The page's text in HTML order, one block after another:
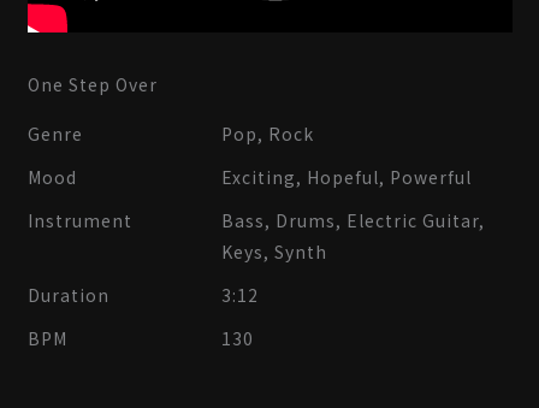
One Step Over
Genre
Pop, Rock
Mood
Exciting, Hopeful, Powerful
Instrument
Bass, Drums, Electric Guitar,
Keys, Synth
Duration
3:12
BPM
130